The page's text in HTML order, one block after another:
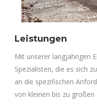
Leistungen
Mit unserer langjährigen
Spezialisten, die es sich
an die spezifischen
von kleinen bis zu